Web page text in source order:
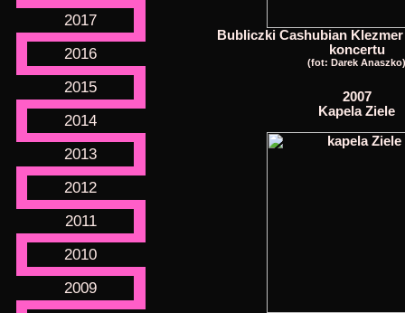
2017
2016
2015
2014
2013
2012
2011
2010
2009
Bubliczki Cashubian
koncertu
(fot: Darek Anaszko)
2007
Kapela Ziele